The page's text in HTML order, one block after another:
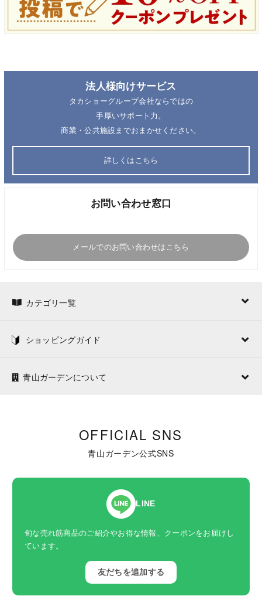
法人様向けサービス
タカショーグループ会社ならではの
手厚いサポート力。
商業・公共施設までおまかせください。
詳しくはこちら
お問い合わせ窓口
メールでのお問い合わせはこちら
カテゴリ一覧
ショッピングガイド
青山ガーデンについて
OFFICIAL SNS
青山ガーデン公式SNS
LINE
旬な売れ筋商品のご紹介やお得な情報、クーポンをお届けし
ています。
友だちを追加する